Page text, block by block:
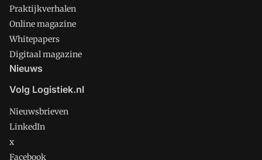
Praktijkverhalen
Online magazine
Whitepapers
Digitaal magazine
Nieuws
Volg Logistiek.nl
Nieuwsbrieven
LinkedIn
x
Facebook